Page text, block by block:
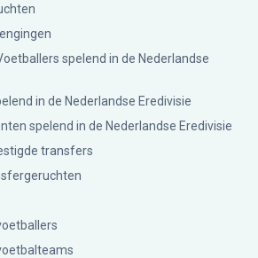
spelend in de Nederlandse
in de Nederlandse Eredivisie
spelend in de Nederlandse Eredivisie
transfers